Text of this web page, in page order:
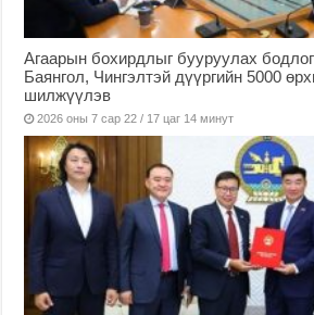
Агаарын бохирдлыг бууруулах
Баянгол, Чингэлтэй дүүргийн 5000
шилжүүлэв
2026 оны 7 сар 22 / 17 цаг 14 минут